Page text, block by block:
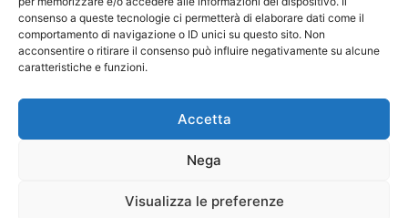
consenso a queste tecnologie ci permetterà di elaborare dati come il
comportamento di navigazione o ID unici su questo sito. Non
acconsentire o ritirare il consenso può influire negativamente su alcune
caratteristiche e funzioni.
Accetta
Nega
Visualizza le preferenze
Contatti Cookie Policy Privacy Policy